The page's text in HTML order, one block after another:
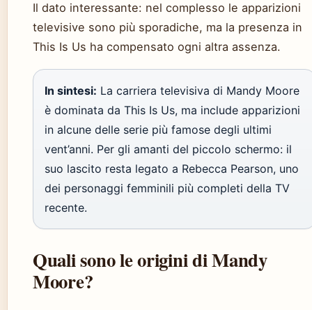
Il dato interessante: nel complesso le apparizioni
televisive sono più sporadiche, ma la presenza in
This Is Us ha compensato ogni altra assenza.
In sintesi: La carriera televisiva di Mandy Moore
è dominata da This Is Us, ma include apparizioni
in alcune delle serie più famose degli ultimi
vent’anni. Per gli amanti del piccolo schermo: il
suo lascito resta legato a Rebecca Pearson, uno
dei personaggi femminili più completi della TV
recente.
Quali sono le origini di Mandy
Moore?